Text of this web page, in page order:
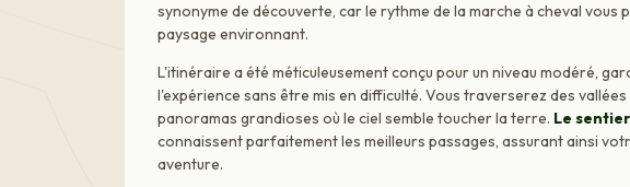
synonyme de découverte, car le rythme de la marche à cheval vous
paysage environnant.
L'itinéraire a été méticuleusement conçu pour un niveau modéré,
l'expérience sans être mis en difficulté. Vous traverserez des
panoramas grandioses où le ciel semble toucher la terre. Le
connaissent parfaitement les meilleurs passages, assurant ainsi
aventure.